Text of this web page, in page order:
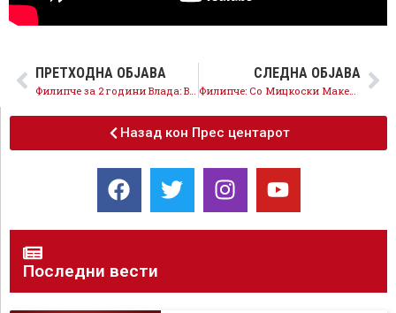
ПРЕТХОДНА ОБЈАВА СЛЕДНА ОБЈАВА
Филипче: Со Мицкоски Македонија забрзува кон пропаст
Назад кон Прес центарот
Последни вести